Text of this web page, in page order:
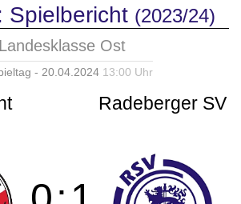
Spielbericht (2023/24)
Landesklasse Ost
- 20.04.2024 13:00 Uhr
Radeberger SV